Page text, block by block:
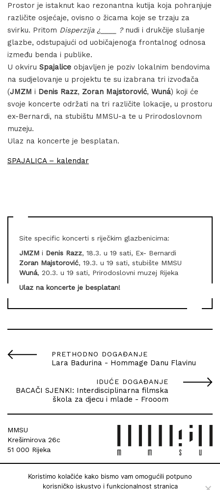
Prostor je istaknut kao rezonantna kutija koja pohranjuje
različite osjećaje, ovisno o žicama koje se trzaju za
svirku. Pritom Disperzija ¿____ ?nudi i drukčije slušanje
glazbe, odstupajući od uobičajenoga frontalnog odnosa
između benda i publike.
U okviru Spajalice objavljen je poziv lokalnim bendovima
na sudjelovanje u projektu te su izabrana tri izvođača
(JMZM i Denis Razz, Zoran Majstorović, Wuná) koji će
svoje koncerte održati na tri različite lokacije, u prostoru
ex-Bernardi, na stubištu MMSU-a te u Prirodoslovnom
muzeju.
Ulaz na koncerte je besplatan.
SPAJALICA – kalendar
Site specific koncerti s riječkim glazbenicima:
JMZM i Denis Razz, 18.3. u 19 sati, Ex- Bernardi
Zoran Majstorović, 19.3. u 19 sati, stubište MMSU
Wuná, 20.3. u 19 sati, Prirodoslovni muzej Rijeka
Ulaz na koncerte je besplatan!
PRETHODNO DOGAĐANJE
Lara Badurina - Hommage Danu Flavinu
IDUĆE DOGAĐANJE
BACAČI SJENKI: Interdisciplinarna filmska
škola za djecu i mlade - Frooom
MMSU
Krešimirova 26c
51 000 Rijeka
Koristimo kolačiće kako bismo vam omogućili potpuno
korisničko iskustvo i funkcionalnost stranica